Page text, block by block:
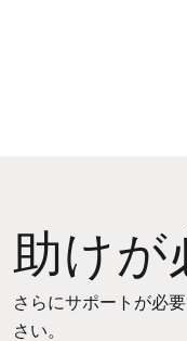
助けが
さらにサポートが必
さい。